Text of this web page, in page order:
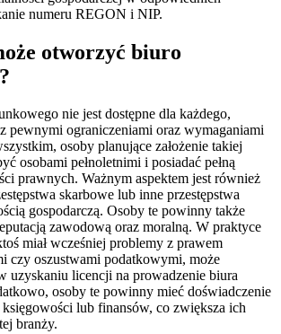
numeru REGON i NIP.
otworzyć biuro
nie jest dostępne dla każdego,
pewnymi ograniczeniami oraz wymaganiami
osoby planujące założenie takiej
osobami pełnoletnimi i posiadać pełną
prawnych. Ważnym aspektem jest również
skarbowe lub inne przestępstwa
gospodarczą. Osoby te powinny także
zawodową oraz moralną. W praktyce
miał wcześniej problemy z prawem
czy oszustwami podatkowymi, może
uzyskaniu licencji na prowadzenie biura
osoby te powinny mieć doświadczenie
lub finansów, co zwiększa ich
branży.